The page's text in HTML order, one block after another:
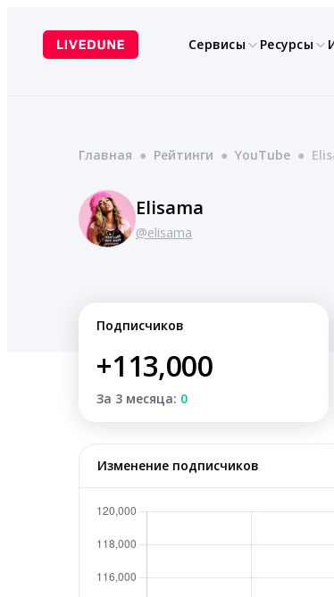
содержимому
Сервисы Ресурсы
Главная ● Рейтинги ● YouTube ●
Elisama
@elisama
Подписчиков
+113,000
За 3 месяца: 0
Изменение подписчиков